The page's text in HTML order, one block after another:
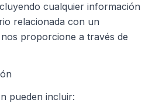
cualquier información
relacionada con un
proporcione a través de
pueden incluir: